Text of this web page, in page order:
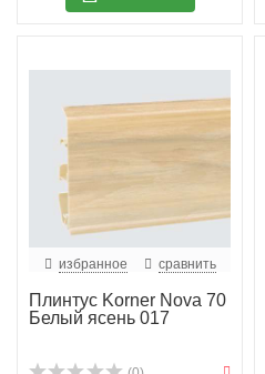
избранное сравнить
Плинтус Korner Nova 70
Белый ясень 017